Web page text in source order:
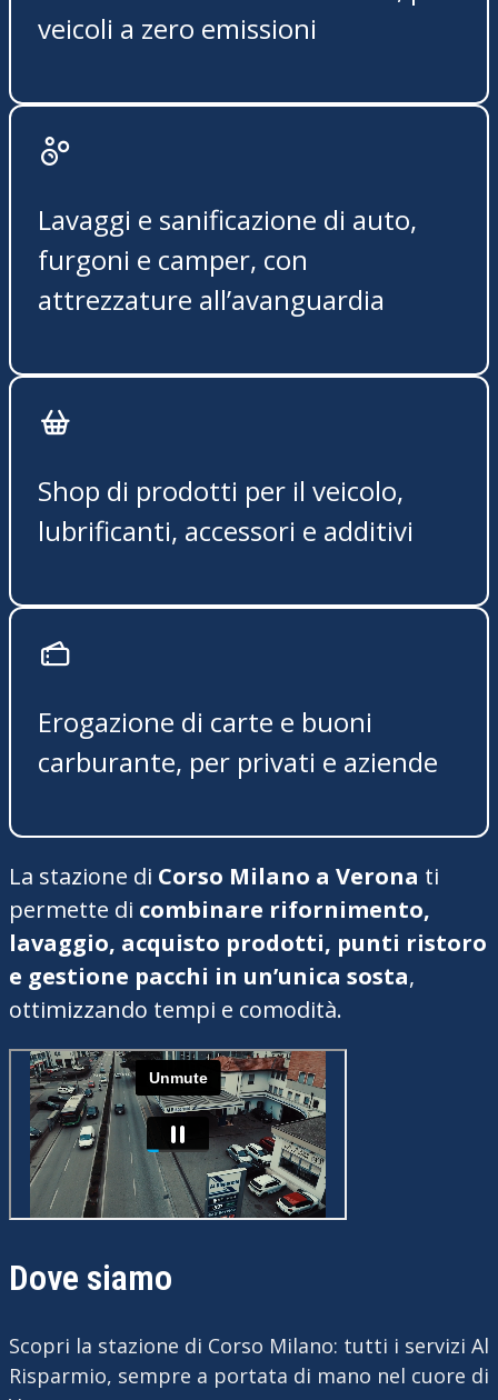
veicoli a zero emissioni
Lavaggi e sanificazione di auto,
furgoni e camper, con
attrezzature all’avanguardia
Shop di prodotti per il veicolo,
lubrificanti, accessori e additivi
Erogazione di carte e buoni
carburante, per privati e aziende
La stazione di Corso Milano a Verona ti
permette di combinare rifornimento,
lavaggio, acquisto prodotti, punti ristoro
e gestione pacchi in un’unica sosta,
ottimizzando tempi e comodità.
Dove siamo
Scopri la stazione di Corso Milano: tutti i servizi Al
Risparmio, sempre a portata di mano nel cuore di